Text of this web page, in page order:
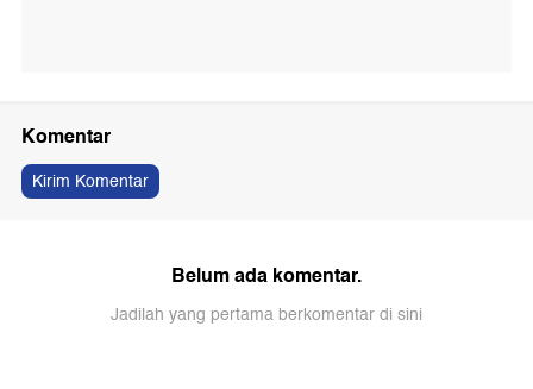
Komentar
Kirim Komentar
Belum ada komentar.
Jadilah yang pertama berkomentar di sini